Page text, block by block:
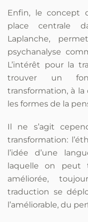
Enfin, le concept
place centrale
Laplanche,
psychanalyse
L’intérêt pour la
trouver un
transformation, à
les formes de la
Il ne s’agit
transformation:
l’idée d’une
laquelle on peut
améliorée,
traduction se
l’améliorable, du